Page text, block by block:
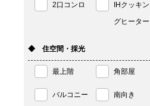
2口コンロ
IHクッキン
グヒーター
◆ 住空間・採光
最上階 角部屋
バルコニー 南向き